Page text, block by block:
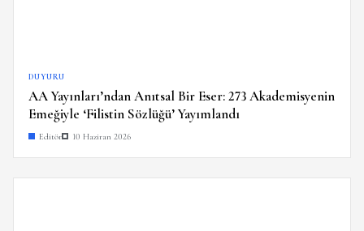
DUYURU
AA Yayınları’ndan Anıtsal Bir Eser: 273 Akademisyenin
Emeğiyle ‘Filistin Sözlüğü’ Yayımlandı
Editör 10 Haziran 2026